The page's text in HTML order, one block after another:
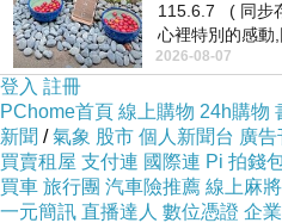
好愛以的兩又，己粘 也
牙自自己越夠也有但有
有理系現越會的，，懂
一，得生，貓思。也」
難個思，得。一，更人開
女半愛人皆又幫.話現，
115.6.7 ( 同步
心裡特別的感動
智課的她,特來傾
2026-08-07
登入 註冊
PChome首頁 線上購物 24h購物
新聞 /氣象 股市 個人新聞台 廣告
買賣租屋 支付連 國際連 Pi 拍錢
買車 旅行團 汽車險推薦 線上麻將
一元簡訊 直播達人 數位憑證 企